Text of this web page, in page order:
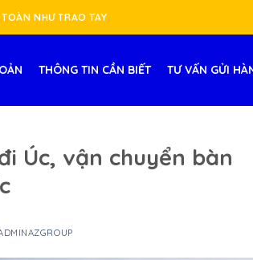
NHƯ TRAO TAY
THÔNG TIN CẦN BIẾT TƯ VẤN GỬI
Úc, vận chuyển bàn